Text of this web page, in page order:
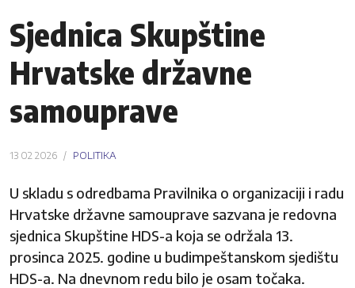
Sjednica Skupštine
Hrvatske državne
samouprave
13 02 2026 POLITIKA
U skladu s odredbama Pravilnika o organizaciji i radu
Hrvatske državne samouprave sazvana je redovna
sjednica Skupštine HDS-a koja se održala 13.
prosinca 2025. godine u budimpeštanskom sjedištu
HDS-a. Na dnevnom redu bilo je osam točaka.